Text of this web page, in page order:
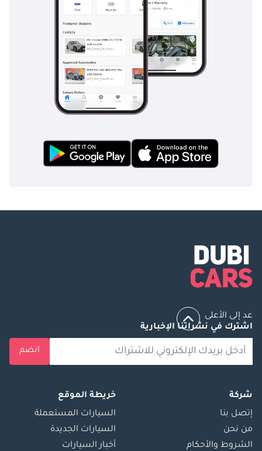
عد إلى الأعلى
اشترك في نشراتنا الإخبارية
انضم
شركة
إتصل بنا
من نحن
الشروط والأحكام
خريطة الموقع
السيارات المستعملة
السيارات الجديدة
أخبار السيارات